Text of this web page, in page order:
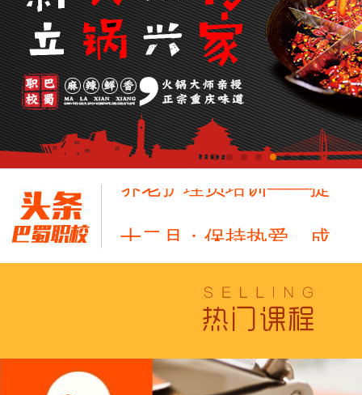
跟“emo”说拜拜！
浓浓端午情，欢乐“粽
这个春天，以爱之名，
养老护理员培训——提
跟“emo”说拜拜！
浓浓端午情，欢乐“粽
这个春天，以爱之名，